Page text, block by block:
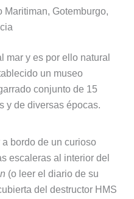
Gotemburgo,
mar y es por ello natural
un museo
conjunto de 15
y de diversas épocas.
bordo de un curioso
escaleras al interior del
(o leer el diario de su
del destructor HMS